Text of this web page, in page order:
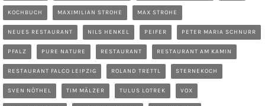
KOCHBUCH MAXIMILIAN STROHE MAX STROHE
NEUES RESTAURANT NILS HENKEL PEIFER PETER MARIA SCHNURR
PFALZ PURE NATURE RESTAURANT RESTAURANT AM KAMIN
RESTAURANT FALCO LEIPZIG ROLAND TRETTL STERNEKOCH
SVEN NÖTHEL TIM MÄLZER TULUS LOTREK VOX